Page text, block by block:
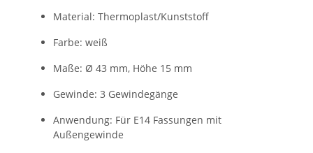
Material: Thermoplast/Kunststoff
Farbe: weiß
Maße: Ø 43 mm, Höhe 15 mm
Gewinde: 3 Gewindegänge
Anwendung: Für E14 Fassungen mit
Außengewinde